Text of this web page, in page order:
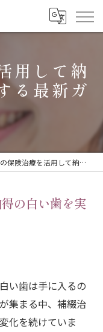
用して納
る最新ガ
治療を活用して納得の白い歯を実現する最新ガイド
の白い歯を実
い歯は手に入るの
集まる中、補綴治
化を続けていま